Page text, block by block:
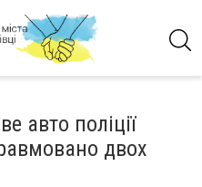
авто поліції
двох